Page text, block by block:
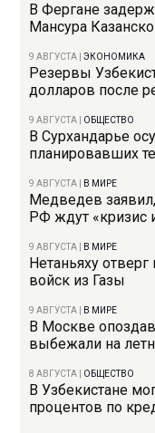
В Фергане
Мансура
9 АВГУСТА |ЭКОНОМИКА
Резервы
долларов после
9 АВГУСТА ОБЩЕСТВО
В Сурхандарье
планировавших
9 АВГУСТА В МИРЕ
Медведев
РФ ждут «кризис
9 АВГУСТА В МИРЕ
Нетаньяху
войск из Газы
9 АВГУСТА В МИРЕ
В Москве
выбежали на
8 АВГУСТА ОБЩЕСТВО
В Узбекистане
процентов по